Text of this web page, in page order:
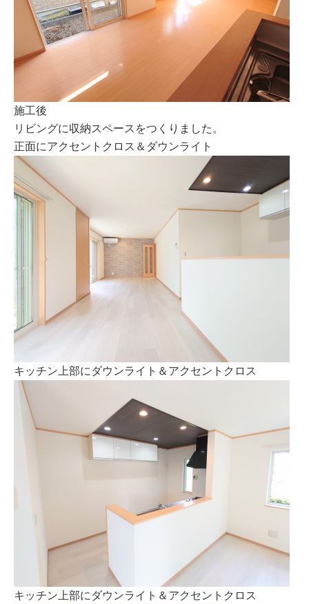
施工後
リビングに収納スペースをつくりました。
正面にアクセントクロス＆ダウンライト
キッチン上部にダウンライト＆アクセントクロス
キッチン上部にダウンライト＆アクセントクロス